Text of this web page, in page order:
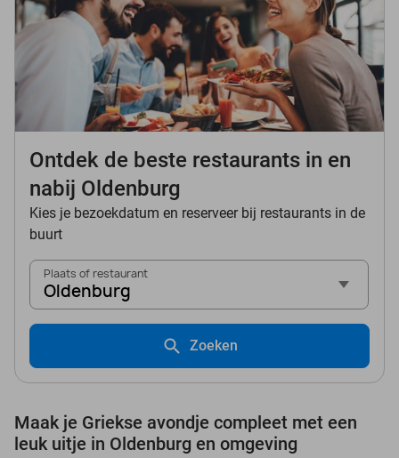
Ontdek de beste restaurants in en
nabij Oldenburg
Kies je bezoekdatum en reserveer bij restaurants in de
buurt
Plaats of restaurant
Oldenburg
Zoeken
Maak je Griekse avondje compleet met een
leuk uitje in Oldenburg en omgeving